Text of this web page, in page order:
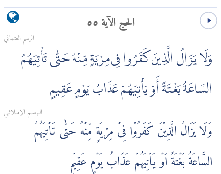
الحج الآية ٥٥
الرسم العثماني
وَلَا يَزَالُ الَّذِينَ كَفَرُوا فِى مِرْيَةٍ مِّنْهُ حَتّٰى تَأْتِيَهُمُ
السَّاعَةُ بَغْتَةً أَوْ يَأْتِيَهُمْ عَذَابُ يَوْمٍ عَقِيمٍ
الـرسـم الإمـلائـي
وَلَا يَزَالُ الَّذِيۡنَ كَفَرُوۡا فِىۡ مِرۡيَةٍ مِّنۡهُ حَتّٰى تَاۡتِيَهُمُ
السَّاعَةُ بَغۡتَةً اَوۡ يَاۡتِيَهُمۡ عَذَابُ يَوۡمٍ عَقِيۡمٍ